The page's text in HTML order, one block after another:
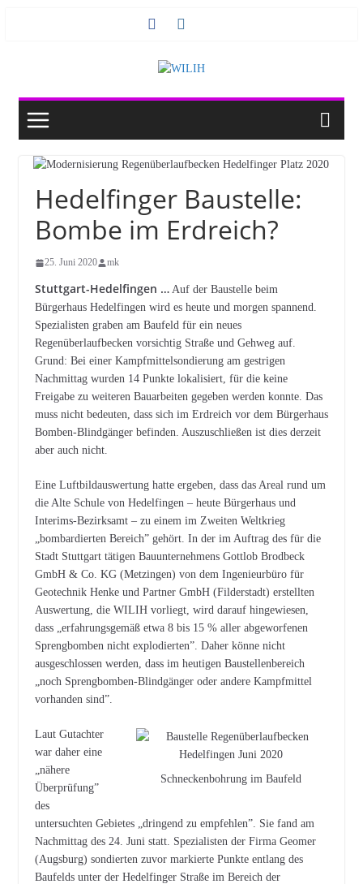
Hedelfinger Baustelle:
Bombe im Erdreich?
25. Juni 2020 mk
Stuttgart-Hedelfingen …Auf der Baustelle beim
Bürgerhaus Hedelfingen wird es heute und morgen spannend.
Spezialisten graben am Baufeld für ein neues
Regenüberlaufbecken vorsichtig Straße und Gehweg auf.
Grund: Bei einer Kampfmittelsondierung am gestrigen
Nachmittag wurden 14 Punkte lokalisiert, für die keine
Freigabe zu weiteren Bauarbeiten gegeben werden konnte. Das
muss nicht bedeuten, dass sich im Erdreich vor dem Bürgerhaus
Bomben-Blindgänger befinden. Auszuschließen ist dies derzeit
aber auch nicht.
Eine Luftbildauswertung hatte ergeben, dass das Areal rund um
die Alte Schule von Hedelfingen – heute Bürgerhaus und
Interims-Bezirksamt – zu einem im Zweiten Weltkrieg
„bombardierten Bereich” gehört. In der im Auftrag des für die
Stadt Stuttgart tätigen Bauunternehmens Gottlob Brodbeck
GmbH & Co. KG (Metzingen) von dem Ingenieurbüro für
Geotechnik Henke und Partner GmbH (Filderstadt) erstellten
Auswertung, die WILIH vorliegt, wird darauf hingewiesen,
dass „erfahrungsgemäß etwa 8 bis 15 % aller abgeworfenen
Sprengbomben nicht explodierten”. Daher könne nicht
ausgeschlossen werden, dass im heutigen Baustellenbereich
„noch Sprengbomben-Blindgänger oder andere Kampfmittel
vorhanden sind”.
Schneckenbohrung im Baufeld
Laut Gutachter
war daher eine
„nähere
Überprüfung”
des
untersuchten Gebietes „dringend zu empfehlen”. Sie fand am
Nachmittag des 24. Juni statt. Spezialisten der Firma Geomer
(Augsburg) sondierten zuvor markierte Punkte entlang des
Baufelds unter der Hedelfinger Straße im Bereich der